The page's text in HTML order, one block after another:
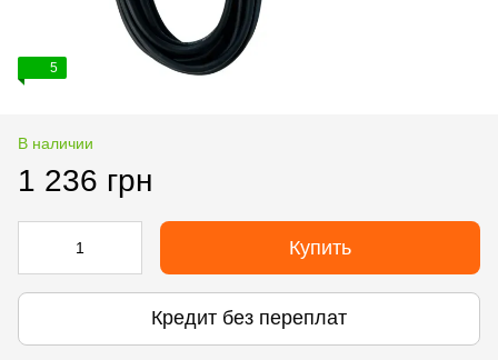
5
В наличии
1 236 грн
Купить
Кредит без переплат